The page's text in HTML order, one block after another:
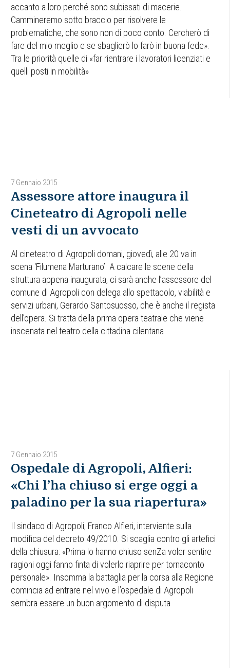
accanto a loro perché sono subissati di macerie.
Cammineremo sotto braccio per risolvere le
problematiche, che sono non di poco conto. Cercherò di
fare del mio meglio e se sbaglierò lo farò in buona fede».
Tra le priorità quelle di «far rientrare i lavoratori licenziati e
quelli posti in mobilità»
7 Gennaio 2015
Assessore attore inaugura il
Cineteatro di Agropoli nelle
vesti di un avvocato
Al cineteatro di Agropoli domani, giovedì, alle 20 va in
scena ‘Filumena Marturano’. A calcare le scene della
struttura appena inaugurata, ci sarà anche l’assessore del
comune di Agropoli con delega allo spettacolo, viabilità e
servizi urbani, Gerardo Santosuosso, che è anche il regista
dell’opera. Si tratta della prima opera teatrale che viene
inscenata nel teatro della cittadina cilentana
7 Gennaio 2015
Ospedale di Agropoli, Alfieri:
«Chi l’ha chiuso si erge oggi a
paladino per la sua riapertura»
Il sindaco di Agropoli, Franco Alfieri, interviente sulla
modifica del decreto 49/2010. Si scaglia contro gli artefici
della chiusura: «Prima lo hanno chiuso senZa voler sentire
ragioni oggi fanno finta di volerlo riaprire per tornaconto
personale». Insomma la battaglia per la corsa alla Regione
comincia ad entrare nel vivo e l’ospedale di Agropoli
sembra essere un buon argomento di disputa